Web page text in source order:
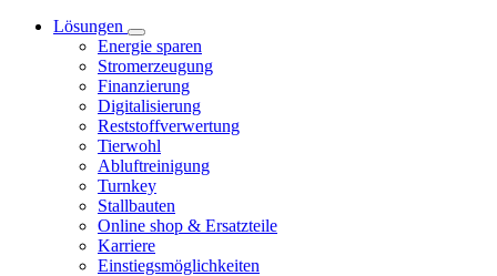
Lösungen
Energie sparen
Stromerzeugung
Finanzierung
Digitalisierung
Reststoffverwertung
Tierwohl
Abluftreinigung
Turnkey
Stallbauten
Online shop & Ersatzteile
Karriere
Einstiegsmöglichkeiten